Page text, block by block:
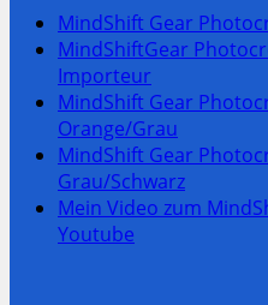
MindShift Gear
MindShiftGear
Importeur
MindShift Gear
Orange/Grau
MindShift Gear
Grau/Schwarz
Mein Video zum
Youtube